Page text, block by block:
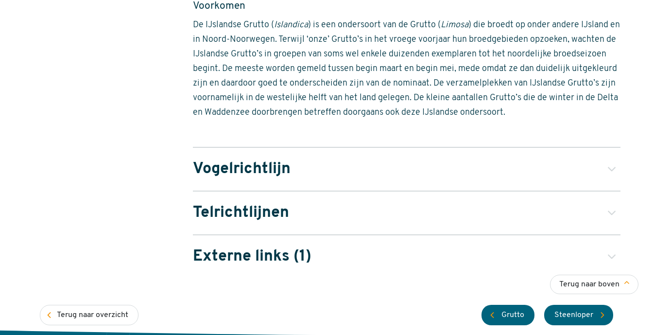
Voorkomen
De IJslandse Grutto (Islandica) is een ondersoort van de Grutto (Limosa) die broedt op onder andere IJsland en
in Noord-Noorwegen. Terwijl ‘onze’ Grutto’s in het vroege voorjaar hun broedgebieden opzoeken, wachten de
IJslandse Grutto’s in groepen van soms wel enkele duizenden exemplaren tot het noordelijke broedseizoen
begint. De meeste worden gemeld tussen begin maart en begin mei, mede omdat ze dan duidelijk uitgekleurd
zijn en daardoor goed te onderscheiden zijn van de nominaat. De verzamelplekken van IJslandse Grutto’s zijn
voornamelijk in de westelijke helft van het land gelegen. De kleine aantallen Grutto’s die de winter in de Delta
en Waddenzee doorbrengen betreffen doorgaans ook deze IJslandse ondersoort.
Vogelrichtlijn
Van deze soort is geen Staat van Instandhouding beschikbaar.
Telrichtlijnen
Externe links (1)
Terug naar boven
Terug naar overzicht Grutto Steenloper